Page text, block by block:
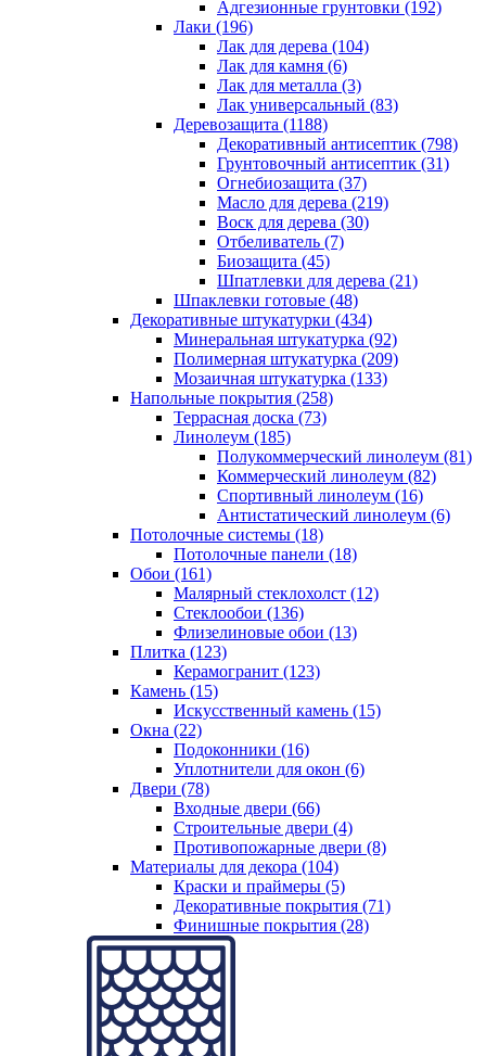
Адгезионные грунтовки (192)
Лаки (196)
Лак для дерева (104)
Лак для камня (6)
Лак для металла (3)
Лак универсальный (83)
Деревозащита (1188)
Декоративный антисептик (798)
Грунтовочный антисептик (31)
Огнебиозащита (37)
Масло для дерева (219)
Воск для дерева (30)
Отбеливатель (7)
Биозащита (45)
Шпатлевки для дерева (21)
Шпаклевки готовые (48)
Декоративные штукатурки (434)
Минеральная штукатурка (92)
Полимерная штукатурка (209)
Мозаичная штукатурка (133)
Напольные покрытия (258)
Террасная доска (73)
Линолеум (185)
Полукоммерческий линолеум (81)
Коммерческий линолеум (82)
Спортивный линолеум (16)
Антистатический линолеум (6)
Потолочные системы (18)
Потолочные панели (18)
Обои (161)
Малярный стеклохолст (12)
Стеклообои (136)
Флизелиновые обои (13)
Плитка (123)
Керамогранит (123)
Камень (15)
Искусственный камень (15)
Окна (22)
Подоконники (16)
Уплотнители для окон (6)
Двери (78)
Входные двери (66)
Строительные двери (4)
Противопожарные двери (8)
Материалы для декора (104)
Краски и праймеры (5)
Декоративные покрытия (71)
Финишные покрытия (28)